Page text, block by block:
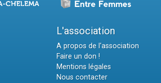
L'association
A propos de l'association
Faire un don !
Mentions légales
Nous contacter